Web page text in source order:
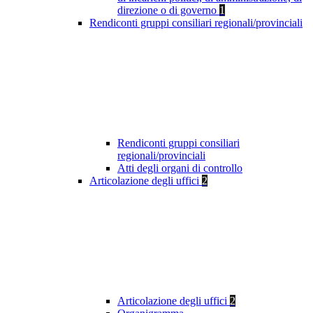
direzione o di governo 1
Rendiconti gruppi consiliari regionali/provinciali
Rendiconti gruppi consiliari
regionali/provinciali
Atti degli organi di controllo
Articolazione degli uffici 2
Articolazione degli uffici 2